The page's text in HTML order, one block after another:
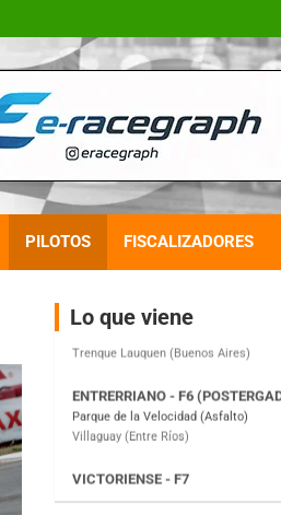
PILOTOS FISCALIZADORES
Lo que viene
COBERTURA ESPECIAL DE E-
08/09-AGO
IAME SERIES ARGENTINA 6
Baradero (Buenos Aires)
KDO - F6
ENTRERRIANO - F6
Villaguay (Entre Ríos)
VICTORIENSE - F7
El Cerro (Tierra)
Victoria (Entre Ríos)
PATAGONICO - F6
Moto Club Reginense (Tierra)